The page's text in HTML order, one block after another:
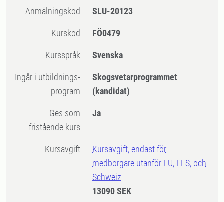
Anmälningskod SLU-20123
Kurskod FÖ0479
Kursspråk Svenska
Ingår i utbildnings-
program
Skogsvetarprogrammet
(kandidat)
Ges som
fristående kurs
Ja
Kursavgift
Kursavgift, endast för
medborgare utanför EU, EES, och
Schweiz
13090 SEK